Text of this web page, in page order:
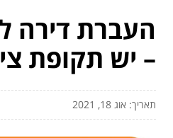
העברת דירה
– יש תקופת
תאריך: אוג 18, 2021